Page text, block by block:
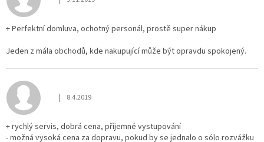
e
n
Hodnocení obchodu je 5 z 5 hvězdiček.
+ Perfektní domluva, ochotný personál, prostě super nákup
Jeden z mála obchodů, kde nakupující může být opravdu spokojený.
Hodnocení obchodu je 5 z 5 hvězdiček.
| 8.4.2019
+ rychlý servis, dobrá cena, příjemné vystupování
- možná vysoká cena za dopravu, pokud by se jednalo o sólo rozvážku